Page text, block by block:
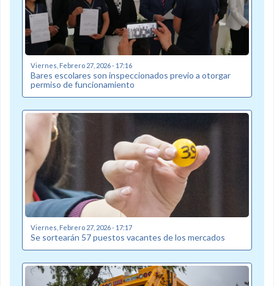
Viernes, Febrero 27, 2026 - 17:16
Bares escolares son inspeccionados previo a otorgar
permiso de funcionamiento
Viernes, Febrero 27, 2026 - 17:17
Se sortearán 57 puestos vacantes de los mercados